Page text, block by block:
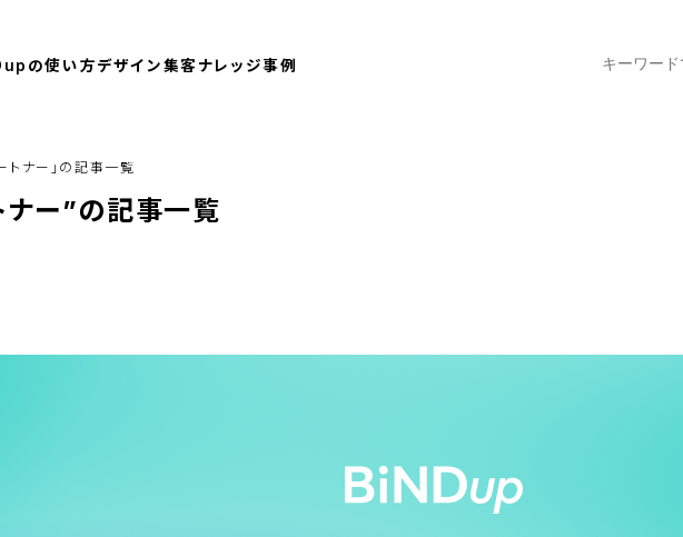
の使い方デザイン集客ナレッジ事例
トナー」の記事一覧
ー”の記事一覧